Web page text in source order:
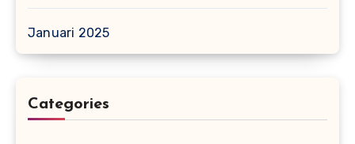
Januari 2025
Categories